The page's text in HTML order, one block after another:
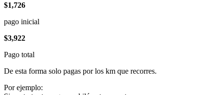
$1,726
pago inicial
$3,922
Pago total
De esta forma solo pagas por los km que recorres.
Por ejemplo: